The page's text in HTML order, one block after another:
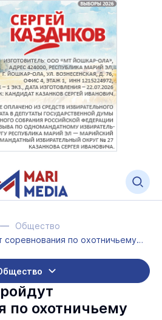
Общество
В Марий Эл пройдут соревнования по охотничьему биатлону
по охотничьему